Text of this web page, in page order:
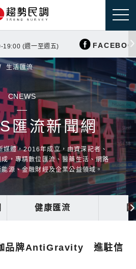
19:00 (週一至週五)
生活匯流
CNEWS
匯流新聞網
媒體，2016年成立，由資深記者、
，專精數位匯流、醫藥生活、網路
源、金融財經及企業公益領域。
健康匯流
品牌AntiGravity 進駐信